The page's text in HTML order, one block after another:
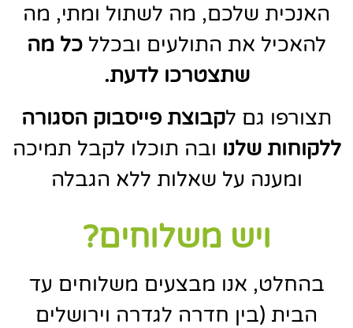
האנכית שלכם, מה לשתול ומתי, מה
להאכיל את התולעים ובכלל כל מה
שתצטרכו לדעת.
תצורפו גם לקבוצת פייסבוק הסגורה
ללקוחות שלנו ובה תוכלו לקבל תמיכה
ומענה על שאלות ללא הגבלה
ויש משלוחים?
בהחלט, אנו מבצעים משלוחים עד
הבית (בין חדרה לגדרה וירושלים